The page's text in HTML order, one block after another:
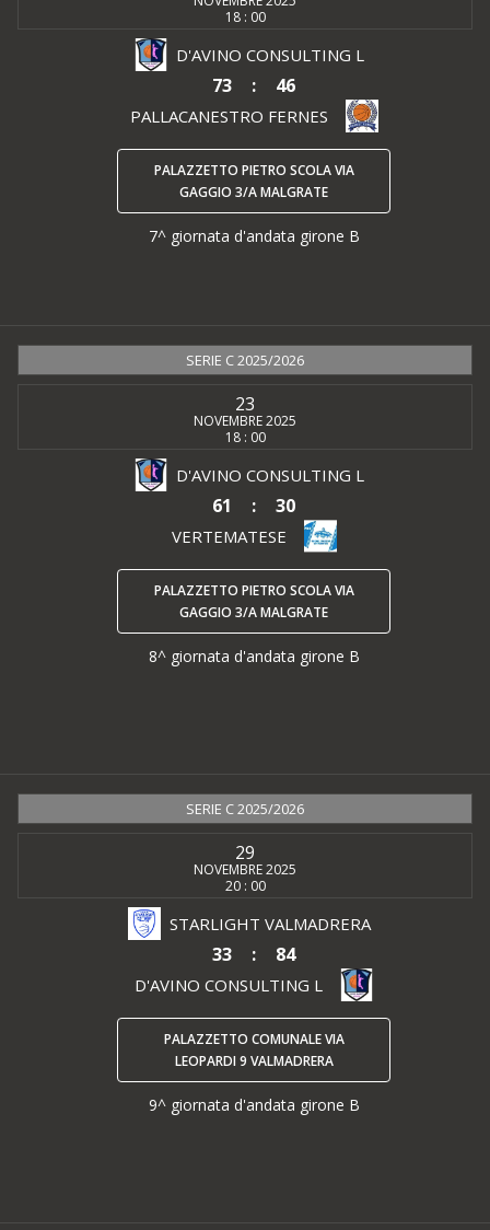
18 : 00
D'AVINO CONSULTING L
73 : 46
PALLACANESTRO FERNES
PALAZZETTO PIETRO SCOLA VIA
GAGGIO 3/A MALGRATE
7^ giornata d'andata girone B
SERIE C 2025/2026
23
NOVEMBRE 2025
18 : 00
D'AVINO CONSULTING L
61 : 30
VERTEMATESE
PALAZZETTO PIETRO SCOLA VIA
GAGGIO 3/A MALGRATE
8^ giornata d'andata girone B
SERIE C 2025/2026
29
NOVEMBRE 2025
20 : 00
STARLIGHT VALMADRERA
33 : 84
D'AVINO CONSULTING L
PALAZZETTO COMUNALE VIA
LEOPARDI 9 VALMADRERA
9^ giornata d'andata girone B